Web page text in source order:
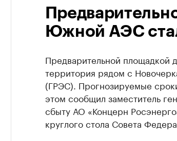
Южной АЭС
Предварительной площадкой
территория рядом с
(ГРЭС). Прогнозируемые
этом сообщил заместитель
сбыту АО «Концерн
круглого стола Совета